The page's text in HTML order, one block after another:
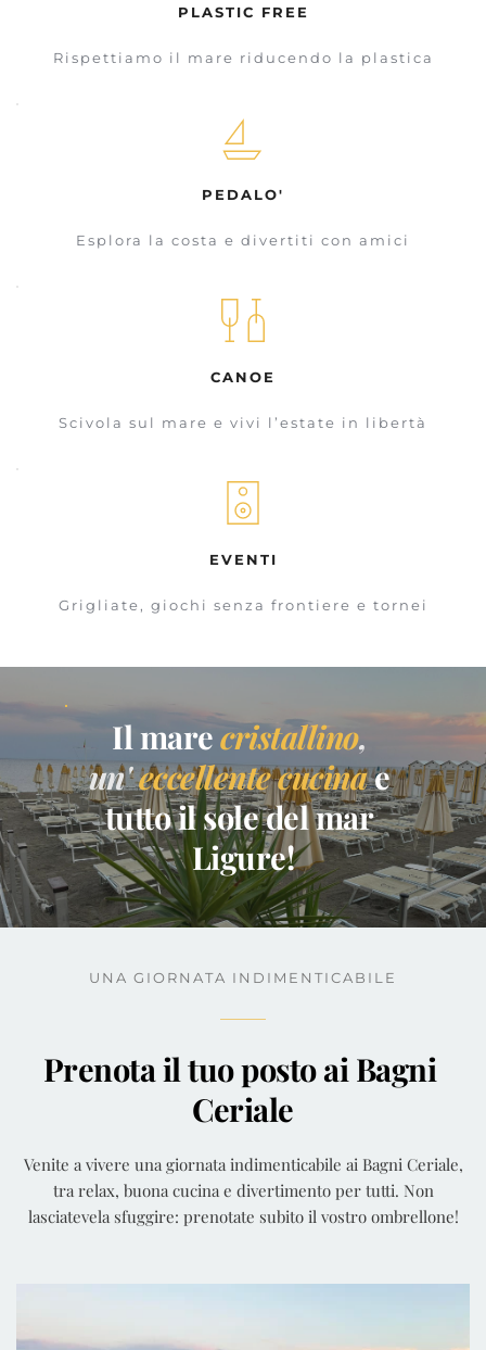
PLASTIC FREE
Rispettiamo il mare riducendo la plastica
PEDALO'
Esplora la costa e divertiti con amici
CANOE
Scivola sul mare e vivi l’estate in libertà
EVENTI
Grigliate, giochi senza frontiere e tornei
Il mare cristallino,
un'eccellente cucina e
tutto il sole del mar
Ligure!
UNA GIORNATA INDIMENTICABILE
Prenota il tuo posto ai Bagni
Ceriale
Venite a vivere una giornata indimenticabile ai Bagni Ceriale,
tra relax, buona cucina e divertimento per tutti. Non
lasciatevela sfuggire: prenotate subito il vostro ombrellone!